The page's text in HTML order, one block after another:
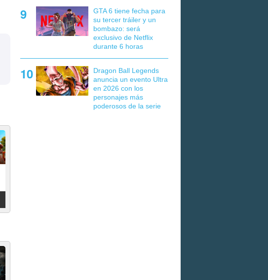
GTA 6 tiene fecha para
su tercer tráiler y un
bombazo: será
exclusivo de Netflix
durante 6 horas
Dragon Ball Legends
anuncia un evento Ultra
en 2026 con los
personajes más
poderosos de la serie